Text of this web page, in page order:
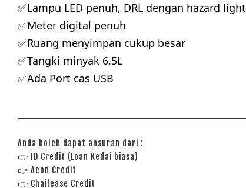
✅Lampu LED penuh, DRL dengan hazard light
✅Meter digital penuh
✅Ruang menyimpan cukup besar
✅Tangki minyak 6.5L
✅Ada Port cas USB
Anda boleh dapat ansuran dari :
👉 ID Credit (Loan Kedai biasa)
👉 Aeon Credit
👉 Chailease Credit